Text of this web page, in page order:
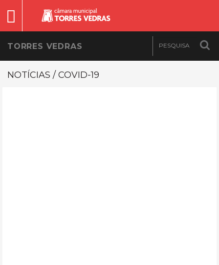
TORRES VEDRAS
NOTÍCIAS / COVID-19